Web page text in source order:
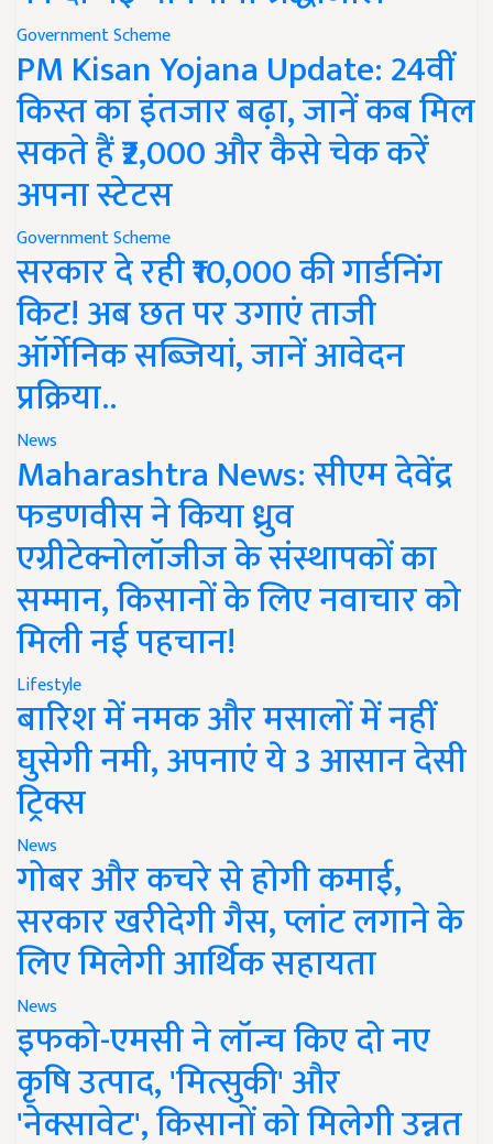
Government Scheme
PM Kisan Yojana Update: 24वीं
किस्त का इंतजार बढ़ा, जानें कब मिल
सकते हैं ₹2,000 और कैसे चेक करें
अपना स्टेटस
Government Scheme
सरकार दे रही ₹10,000 की गार्डनिंग
किट! अब छत पर उगाएं ताजी
ऑर्गेनिक सब्जियां, जानें आवेदन
प्रक्रिया..
News
Maharashtra News: सीएम देवेंद्र
फडणवीस ने किया ध्रुव
एग्रीटेक्नोलॉजीज के संस्थापकों का
सम्मान, किसानों के लिए नवाचार को
मिली नई पहचान!
Lifestyle
बारिश में नमक और मसालों में नहीं
घुसेगी नमी, अपनाएं ये 3 आसान देसी
ट्रिक्स
News
गोबर और कचरे से होगी कमाई,
सरकार खरीदेगी गैस, प्लांट लगाने के
लिए मिलेगी आर्थिक सहायता
News
इफको-एमसी ने लॉन्च किए दो नए
कृषि उत्पाद, 'मित्सुकी' और
'नेक्सावेट', किसानों को मिलेगी उन्नत